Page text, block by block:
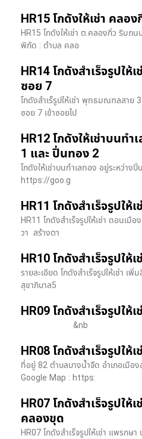
HR15 โกดังให้เช่า คลอ
HR15 โกดังให้เช่า ต.คลองกิ่ว ริมถ
พิกัด : ตำบล คลอ
HR14 โกดังสำเร็จรูปใ
ซอย 7
โกดังสำเร็รูปให้เช่า พุทธมณฑลสา
ซอย 7 เข้าซอยไป
HR12 โกดังให้เช่าบนท
1 และ ปิ่นทอง 2
โกดังให้เช่าบนทำเลทอง อยู่ระหว่า
https://goo.g
HR11 โกดังสำเร็จรูปให้
HR11 โกดังสำเร็จรูปให้เช่า ดอนเ
วา สร้างตา
HR10 โกดังสำเร็จรูปให้
รายละเอียด โกดังสำเร็จรูปให้เช่า เ
สุขาภิบาล5
HR09 โกดังสำเร็จรูปให้
&nb
HR08 โกดังสำเร็จรูปให้
ที่อยู่ 82 ตำบลบางน้ำจืด อำเภอเมื
Google Map : https:
HR07 โกดังสำเร็จรูปใ
คลองขุด
HR07 โกดังสำเร็จรูปให้เช่า แพรก